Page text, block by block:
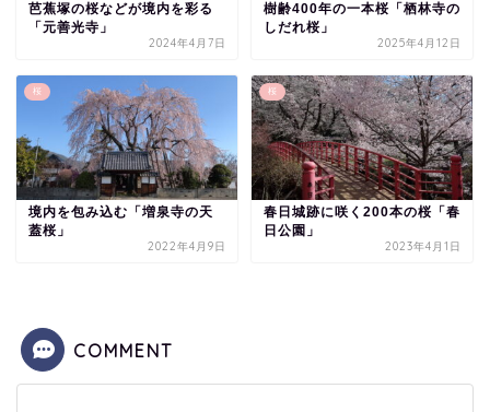
芭蕉塚の桜などが境内を彩る
「元善光寺」
2024年4月7日
樹齢400年の一本桜「栖林寺の
しだれ桜」
2025年4月12日
桜
境内を包み込む「増泉寺の天
蓋桜」
2022年4月9日
桜
春日城跡に咲く200本の桜「春
日公園」
2023年4月1日
COMMENT